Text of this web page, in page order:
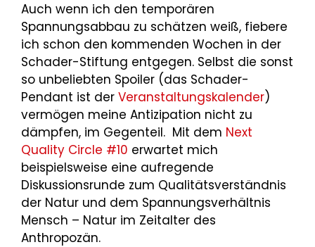
Auch wenn ich den temporären
Spannungsabbau zu schätzen weiß, fiebere
ich schon den kommenden Wochen in der
Schader-Stiftung entgegen. Selbst die sonst
so unbeliebten Spoiler (das Schader-
Pendant ist der Veranstaltungskalender)
vermögen meine Antizipation nicht zu
dämpfen, im Gegenteil. Mit dem Next
Quality Circle #10 erwartet mich
beispielsweise eine aufregende
Diskussionsrunde zum Qualitätsverständnis
der Natur und dem Spannungsverhältnis
Mensch – Natur im Zeitalter des
Anthropozän.